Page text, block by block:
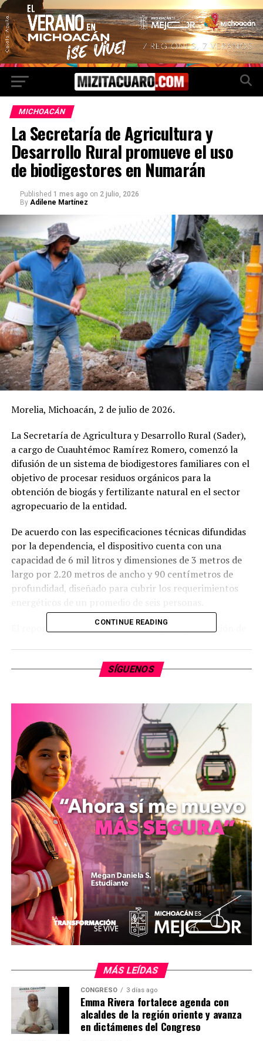
MICHOACÁN
La Secretaría de Agricultura y
Desarrollo Rural promueve el uso
de biodigestores en Numarán
Published 1 mes ago on 2 julio, 2026
By Adilene Martínez
Morelia, Michoacán, 2 de julio de 2026.
La Secretaría de Agricultura y Desarrollo Rural (Sader),
a cargo de Cuauhtémoc Ramírez Romero, comenzó la
difusión de un sistema de biodigestores familiares con el
objetivo de procesar residuos orgánicos para la
obtención de biogás y fertilizante natural en el sector
agropecuario de la entidad.
De acuerdo con las especificaciones técnicas difundidas
por la dependencia, el dispositivo cuenta con una
capacidad de 6 mil litros y dimensiones de 3 metros de
largo por 2.20 metros de ancho y 90 centímetros de
profundidad, diseñado para cubrir los requerimientos
El reporte de la institución señala que la producción de
de calor. En contraste, en periodos de frío el
temperaturas extremadamente bajas el proceso se
interrumpe temporalmente.
La Sader detalló que el sistema genera adicionalmente
un fertilizante orgánico líquido denominado biol. El
volumen obtenido de este insumo es equivalente a los 60
litros de la mezcla de agua y estiércol que se introducen
de manera regular al digestor.
Finalmente, las autoridades estatales indicaron que la
aplicación de esta ecotecnología busca reducir las
emisiones de gas metano a la atmósfera y optimizar el
manejo de los criaderos de cerdos en la localidad de
Jaripitiro, en el municipio de Numarán, para modificar
las condiciones de engorda y los procesos de
comercialización pecuaria en la zona.
mizitacuaro
CONTINUE READING
SÍGUENOS
MÁS LEÍDAS
CONGRESO 3 días ago
Emma Rivera fortalece agenda con
alcaldes de la región oriente y avanza
en dictámenes del Congreso